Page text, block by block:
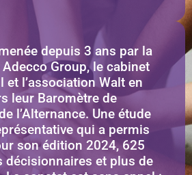
depuis 3 ans par la
Group, le cabinet
et l’association Walt en
leur Baromètre de
l’Alternance. Une étude
qui a permis
son édition 2024, 625
décisionnaires et plus de